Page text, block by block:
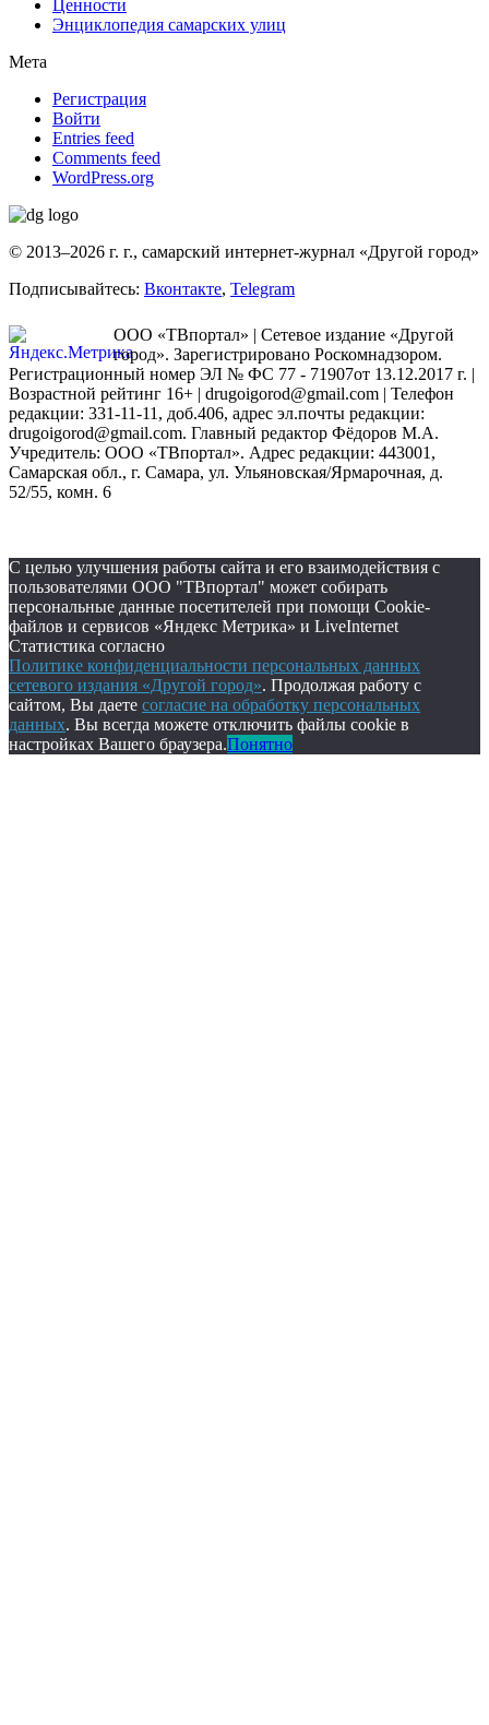
Ценности
Энциклопедия самарских улиц
Мета
Регистрация
Войти
Entries feed
Comments feed
WordPress.org
© 2013–2026 г. г., самарский интернет-журнал «Другой город»
Подписывайтесь: Вконтакте, Telegram
ООО «ТВпортал» | Сетевое издание «Другой
город». Зарегистрировано Роскомнадзором.
Регистрационный номер ЭЛ № ФС 77 - 71907от 13.12.2017 г. |
Возрастной рейтинг 16+ | drugoigorod@gmail.com | Телефон
редакции: 331-11-11, доб.406, адрес эл.почты редакции:
drugoigorod@gmail.com. Главный редактор Фёдоров М.А.
Учредитель: ООО «ТВпортал». Адрес редакции: 443001,
Самарская обл., г. Самара, ул. Ульяновская/Ярмарочная, д.
52/55, комн. 6
С целью улучшения работы сайта и его взаимодействия с
пользователями ООО "ТВпортал" может собирать
персональные данные посетителей при помощи Cookie-
файлов и сервисов «Яндекс Метрика» и LiveInternet
Статистика согласно
Политике конфиденциальности персональных данных
сетевого издания «Другой город». Продолжая работу с
сайтом, Вы даете согласие на обработку персональных
данных. Вы всегда можете отключить файлы cookie в
настройках Вашего браузера.Понятно